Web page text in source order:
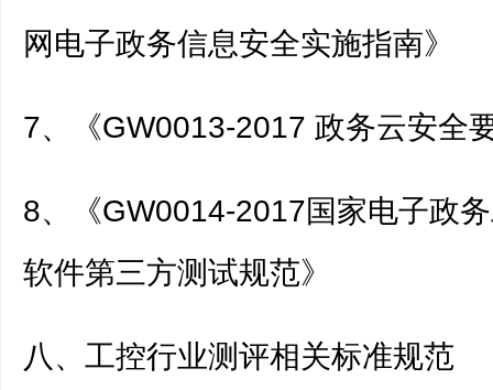
网电子政务信息安全实施指南》
7、《GW0013-2017 政务云安全
8、《GW0014-2017国家电子政
软件第三方测试规范》
八、工控行业测评相关标准规范